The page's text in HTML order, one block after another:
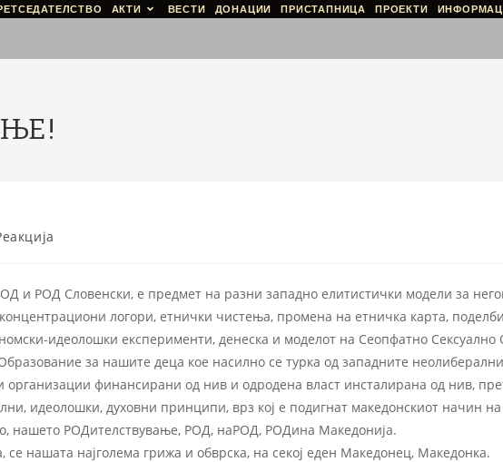
АКТИ ВЕСТИ ДОНАЦИИ ПРИСТАПНИЦА ПРОЕКТИ
и РОД Словенски, е предмет на разни западно елитистички модели за
логори, етнички чистења, промена на етничка карта,
идеолошки експерименти, денеска и моделот на Сеопфатно Сексуално
за нашите деца кое насилно се турка од западните
организации финансирани од нив и одродена власт инсталирана од нив,
идеолошки, духовни принципи, врз кој е подигнат македонскиот начин
нашето РОДителствување, РОД, наРОД, РОДина Македонија.
нашата најголема грижа и обврска, на секој еден Македонец, Македонка.